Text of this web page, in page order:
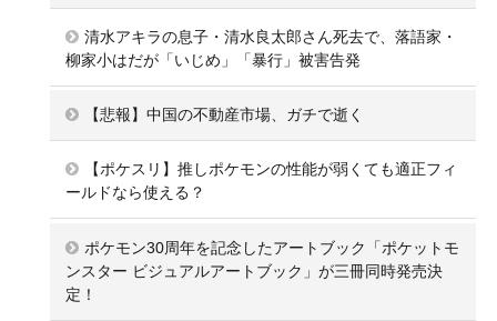
清水アキラの息子・清水良太郎さん死去で、落語家・
柳家小はだが「いじめ」「暴行」被害告発
【悲報】中国の不動産市場、ガチで逝く
【ポケスリ】推しポケモンの性能が弱くても適正フィ
ールドなら使える？
ポケモン30周年を記念したアートブック「ポケットモ
ンスター ビジュアルアートブック」が三冊同時発売決
定！